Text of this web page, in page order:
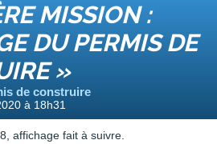
MISSION :
DU PERMIS DE
»
de construire
à 18h31
affichage fait à suivre.